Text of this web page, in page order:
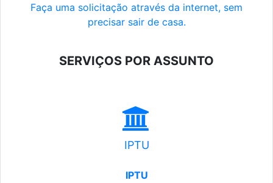
Faça uma solicitação através da internet, sem
precisar sair de casa.
SERVIÇOS POR ASSUNTO
IPTU
IPTU